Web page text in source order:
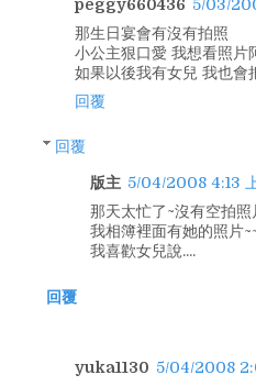
peggy660436 5/03/
那生日宴會有沒有拍照
小公主狠口愛 我想看照片
如果以後我有女兒 我也會
回覆
回覆
版主 5/04/2008 4:13
那天太忙了~沒有空拍照
我相簿裡面有她的照片
我喜歡女兒說....
回覆
yuka1130 5/04/2008